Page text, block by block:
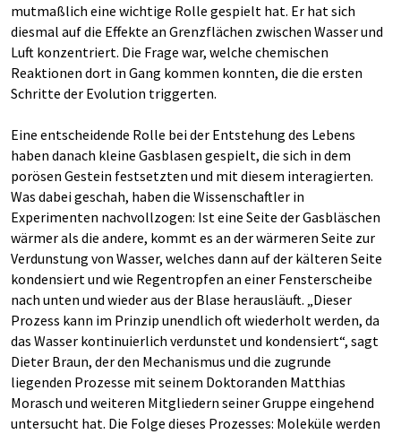
mutmaßlich eine wichtige Rolle gespielt hat. Er hat sich
diesmal auf die Effekte an Grenzflächen zwischen Wasser und
Luft konzentriert. Die Frage war, welche chemischen
Reaktionen dort in Gang kommen konnten, die die ersten
Schritte der Evolution triggerten.
Eine entscheidende Rolle bei der Entstehung des Lebens
haben danach kleine Gasblasen gespielt, die sich in dem
porösen Gestein festsetzten und mit diesem interagierten.
Was dabei geschah, haben die Wissenschaftler in
Experimenten nachvollzogen: Ist eine Seite der Gasbläschen
wärmer als die andere, kommt es an der wärmeren Seite zur
Verdunstung von Wasser, welches dann auf der kälteren Seite
kondensiert und wie Regentropfen an einer Fensterscheibe
nach unten und wieder aus der Blase herausläuft. „Dieser
Prozess kann im Prinzip unendlich oft wiederholt werden, da
das Wasser kontinuierlich verdunstet und kondensiert“, sagt
Dieter Braun, der den Mechanismus und die zugrunde
liegenden Prozesse mit seinem Doktoranden Matthias
Morasch und weiteren Mitgliedern seiner Gruppe eingehend
untersucht hat. Die Folge dieses Prozesses: Moleküle werden